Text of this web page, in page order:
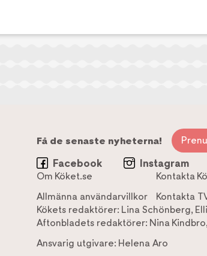
Få de senaste nyheterna!
Facebook Instagram
Om Köket.se Kontakta
Allmänna användarvillkor
Kontakta
Kökets redaktörer: Lina Schönberg,
Aftonbladets redaktörer: Nina Kindbro,
Ansvarig utgivare: Helena Aro